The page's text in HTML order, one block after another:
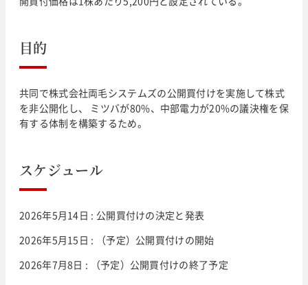
目的
共同で株式会社両毛システムズの公開買付けを実施して株式
を非公開化し、 ミツバが80%、中部電力が20%の議決権を保
有する体制を構築するため。
スケジュール
2026年5月14日 : 公開買付けの決定と発表
2026年5月15日 : （予定）公開買付けの開始
2026年7月8日 : （予定）公開買付けの終了予定